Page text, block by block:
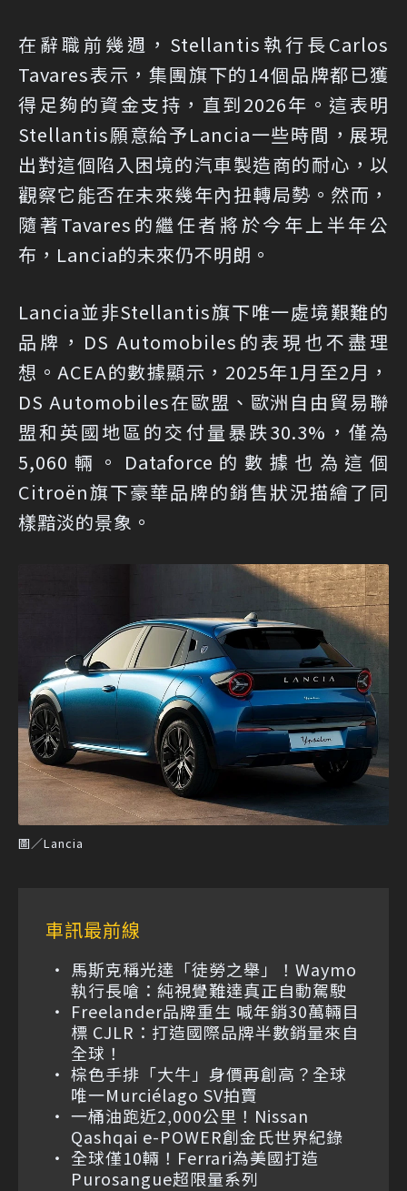
在辭職前幾週，Stellantis執行長Carlos
Tavares表示，集團旗下的14個品牌都已獲
得足夠的資金支持，直到2026年。這表明
Stellantis願意給予Lancia一些時間，展現
出對這個陷入困境的汽車製造商的耐心，以
觀察它能否在未來幾年內扭轉局勢。然而，
隨著Tavares的繼任者將於今年上半年公
布，Lancia的未來仍不明朗。
Lancia並非Stellantis旗下唯一處境艱難的
品牌，DS Automobiles的表現也不盡理
想。ACEA的數據顯示，2025年1月至2月，
DS Automobiles在歐盟、歐洲自由貿易聯
盟和英國地區的交付量暴跌30.3%，僅為
5,060輛。Dataforce的數據也為這個
Citroën旗下豪華品牌的銷售狀況描繪了同
樣黯淡的景象。
圖／Lancia
車訊最前線
馬斯克稱光達「徒勞之舉」！Waymo
執行長嗆：純視覺難達真正自動駕駛
Freelander品牌重生 喊年銷30萬輛目
標 CJLR：打造國際品牌半數銷量來自
全球！
棕色手排「大牛」身價再創高？全球
唯一Murciélago SV拍賣
一桶油跑近2,000公里！Nissan
Qashqai e-POWER創金氏世界紀錄
全球僅10輛！Ferrari為美國打造
Purosangue超限量系列